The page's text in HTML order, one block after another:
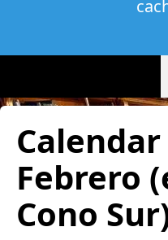
Febrero
Cono